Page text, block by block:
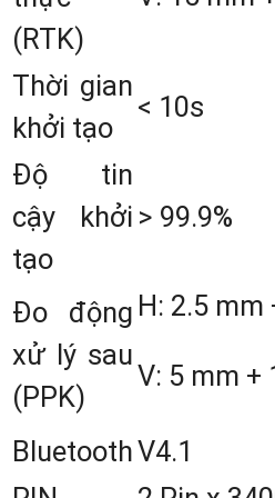
mặt đất, hàng hải
nền móng từ năm
chất lượng cao
Singapore,
dòng máy
GNSS cao cấp, đạt
nghiệp và hiệu suất
(RTK)
Thời gian
khởi tạo
< 10s
Độ tin
cậy khởi
tạo
> 99.9%
Đo động
xử lý sau
(PPK)
H: 2.5 mm
V: 5 mm +
BluetoothV4.1